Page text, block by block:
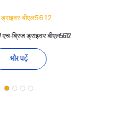
एच-ब्रिज ड्राइवर बीएल5612
और पढ़ें